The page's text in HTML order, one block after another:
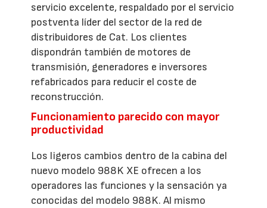
servicio excelente, respaldado por el servicio
postventa líder del sector de la red de
distribuidores de Cat. Los clientes
dispondrán también de motores de
transmisión, generadores e inversores
refabricados para reducir el coste de
reconstrucción.
Funcionamiento parecido con mayor
productividad
Los ligeros cambios dentro de la cabina del
nuevo modelo 988K XE ofrecen a los
operadores las funciones y la sensación ya
conocidas del modelo 988K. Al mismo